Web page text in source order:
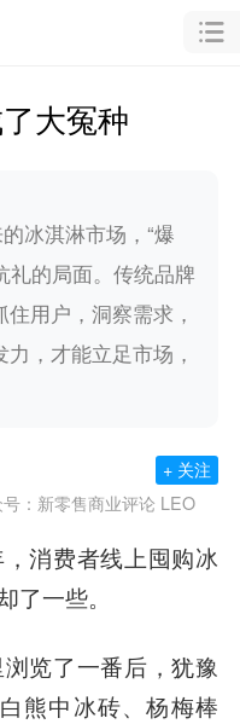
大冤种
冰淇淋市场，“爆
礼的局面。传统品牌
用户，洞察需求，
，才能立足市场，
：新零售商业评论 LEO
+ 关注
消费者线上囤购冰
了一些。
览了一番后，犹豫
熊中冰砖、杨梅棒